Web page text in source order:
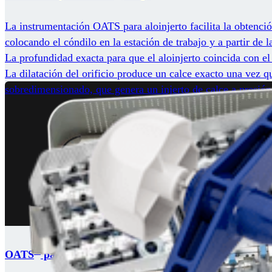
La instrumentación OATS para aloinjerto facilita la
colocando el cóndilo en la estación de trabajo y a partir de
La profundidad exacta para que el aloinjerto coincida con
La dilatación del orificio produce un calce exacto una vez
sobredimensionado, que genera un injerto de calce a
OATS para autoinjerto